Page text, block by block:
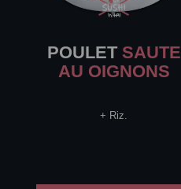
POULETSAUTE
AU OIGNONS
+ Riz.